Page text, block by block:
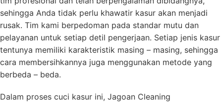
sehingga Anda tidak perlu khawatir kasur akan menjadi
rusak. Tim kami berpedoman pada standar mutu dan
pelayanan untuk setiap detil pengerjaan. Setiap jenis kasur
tentunya memiliki karakteristik masing – masing, sehingga
cara membersihkannya juga menggunakan metode yang
berbeda – beda.
Dalam proses cuci kasur ini, Jagoan Cleaning